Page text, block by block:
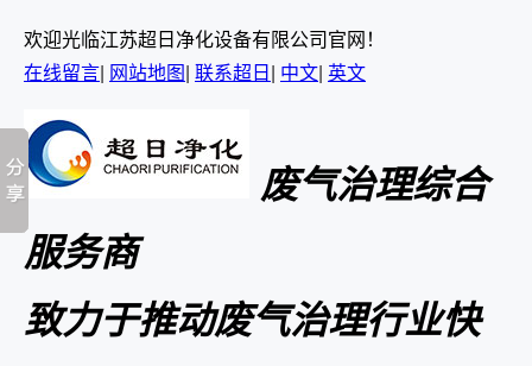
欢迎光临江苏超日净化设备有限公司官网！
在线留言
网站地图 联系超日 中文 英文
废气治理综合
服务商
致力于推动废气治理行业快